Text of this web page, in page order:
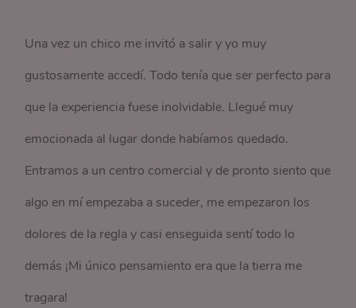
Una vez un chico me invitó a salir y yo muy
gustosamente accedí. Todo tenía que ser perfecto para
que la experiencia fuese inolvidable. Llegué muy
emocionada al lugar donde habíamos quedado.
Entramos a un centro comercial y de pronto siento que
algo en mí empezaba a suceder, me empezaron los
dolores de la regla y casi enseguida sentí todo lo
demás ¡Mi único pensamiento era que la tierra me
tragara!